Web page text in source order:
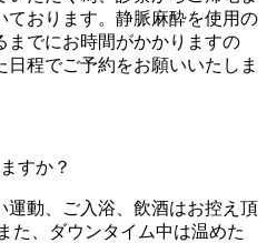
ております。静脈麻酔を使用の
までにお時間がかかりますの
日程でご予約をお願いいたしま
すか？
運動、ご入浴、飲酒はお控え頂
た、ダウンタイム中は温めた